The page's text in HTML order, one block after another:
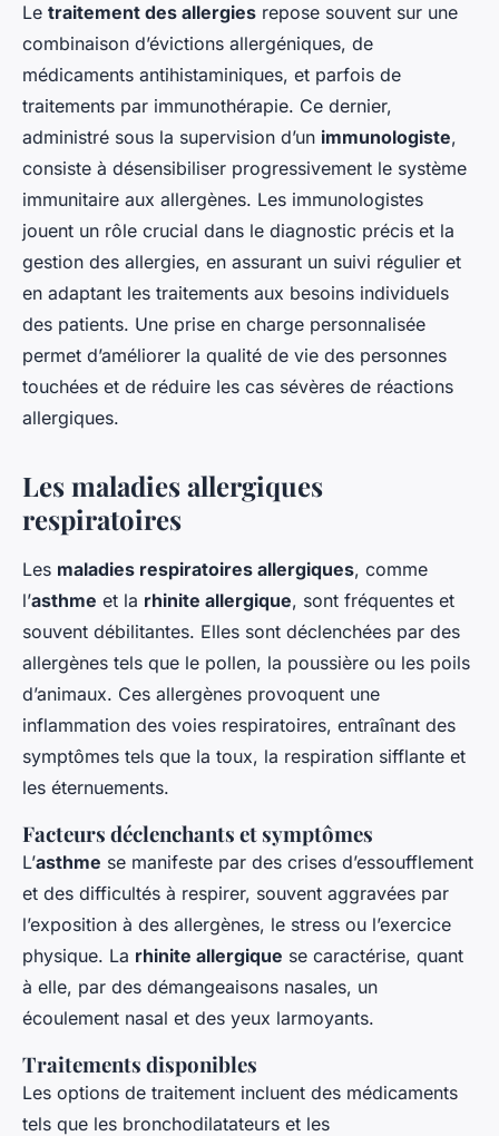
Le traitement des allergies repose souvent sur une
combinaison d’évictions allergéniques, de
médicaments antihistaminiques, et parfois de
traitements par immunothérapie. Ce dernier,
administré sous la supervision d’un immunologiste,
consiste à désensibiliser progressivement le système
immunitaire aux allergènes. Les immunologistes
jouent un rôle crucial dans le diagnostic précis et la
gestion des allergies, en assurant un suivi régulier et
en adaptant les traitements aux besoins individuels
des patients. Une prise en charge personnalisée
permet d’améliorer la qualité de vie des personnes
touchées et de réduire les cas sévères de réactions
allergiques.
Les maladies allergiques
respiratoires
Les maladies respiratoires allergiques, comme
l’asthme et la rhinite allergique, sont fréquentes et
souvent débilitantes. Elles sont déclenchées par des
allergènes tels que le pollen, la poussière ou les poils
d’animaux. Ces allergènes provoquent une
inflammation des voies respiratoires, entraînant des
symptômes tels que la toux, la respiration sifflante et
les éternuements.
Facteurs déclenchants et symptômes
L’asthme se manifeste par des crises d’essoufflement
et des difficultés à respirer, souvent aggravées par
l’exposition à des allergènes, le stress ou l’exercice
physique. La rhinite allergique se caractérise, quant
à elle, par des démangeaisons nasales, un
écoulement nasal et des yeux larmoyants.
Traitements disponibles
Les options de traitement incluent des médicaments
tels que les bronchodilatateurs et les